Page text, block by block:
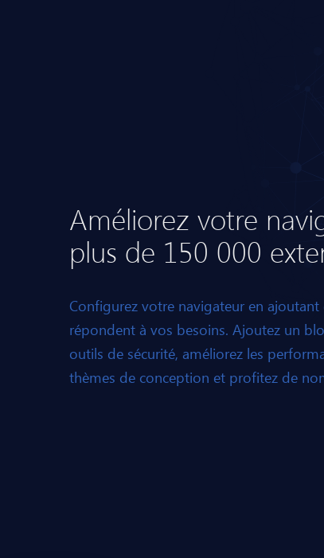
Améliorez votre
plus de 150 000
Configurez votre navigateur en ajoutant
répondent à vos besoins. Ajoutez un
outils de sécurité, améliorez les
thèmes de conception et profitez de